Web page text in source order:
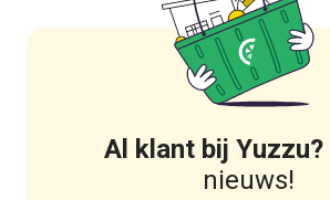
Al klant bij Yuzzu?
nieuws!